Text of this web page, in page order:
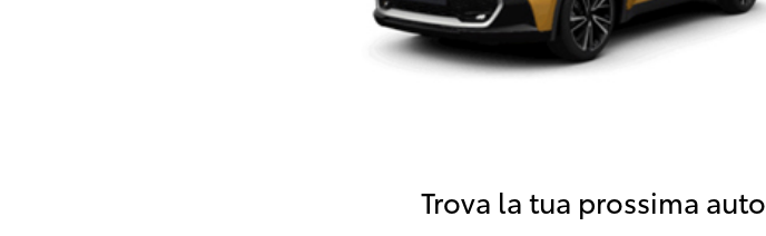
Trova la tua prossima auto